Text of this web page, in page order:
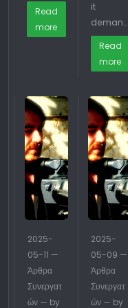
Read
more
it
deman…
Read
more
2025-
05-11 —
Άρθρα
Συνεργατ
ών — by
2025-
05-09 —
Άρθρα
Συνεργατ
ών — by